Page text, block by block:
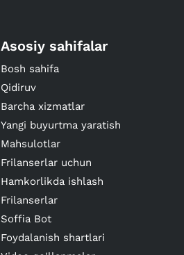
Asosiy sahifalar
Bosh sahifa
Qidiruv
Barcha xizmatlar
Yangi buyurtma yaratish
Mahsulotlar
Frilanserlar uchun
Hamkorlikda ishlash
Frilanserlar
Soffia Bot
Foydalanish shartlari